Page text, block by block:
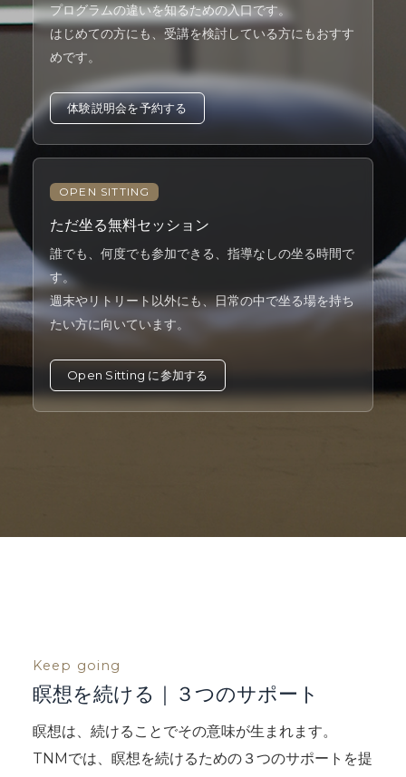
プログラムの違いを知るための入口です。
はじめての方にも、受講を検討している方にもおすす
めです。
体験説明会を予約する
OPEN SITTING
ただ坐る無料セッション
誰でも、何度でも参加できる、指導なしの坐る時間で
す。
週末やリトリート以外にも、日常の中で坐る場を持ち
たい方に向いています。
Open Sitting に参加する
Keep going
瞑想を続ける｜３つのサポート
瞑想は、続けることでその意味が生まれます。
TNMでは、瞑想を続けるための３つのサポートを提